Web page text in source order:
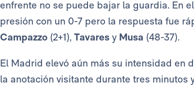
enfrente no se puede bajar la guardia. En
presión con un 0-7 pero la respuesta fue
Campazzo (2+1), Tavares y Musa (48-37).
El Madrid elevó aún más su intensidad en
la anotación visitante durante tres minutos